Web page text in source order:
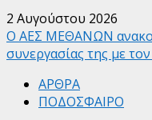
2 Αυγούστου 2026
Ο ΑΕΣ ΜΕΘΑΝΩΝ
συνεργασίας της με
ΑΡΘΡΑ
ΠΟΔΟΣΦΑΙΡΟ